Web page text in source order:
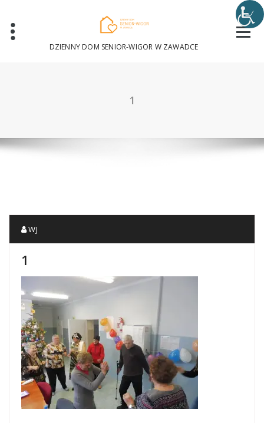
content
DZIENNY DOM SENIOR-WIGOR W ZAWADCE
1
WJ
1